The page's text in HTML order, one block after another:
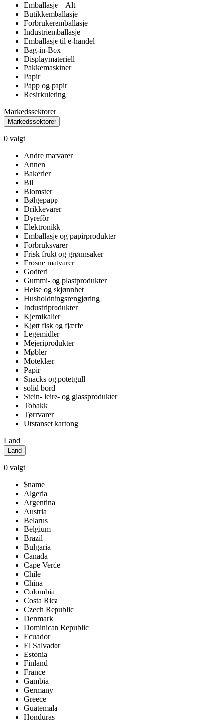
Emballasje – Alt
Butikkemballasje
Forbrukeremballasje
Industriemballasje
Emballasje til e-handel
Bag-in-Box
Displaymateriell
Pakkemaskiner
Papir
Papp og papir
Resirkulering
Markedssektorer
Markedssektorer
0 valgt
Andre matvarer
Annen
Bakerier
Bil
Blomster
Bølgepapp
Drikkevarer
Dyrefôr
Elektronikk
Emballasje og papirprodukter
Forbruksvarer
Frisk frukt og grønnsaker
Frosne matvarer
Godteri
Gummi- og plastprodukter
Helse og skjønnhet
Husholdningsrengjøring
Industriprodukter
Kjemikalier
Kjøtt fisk og fjærfe
Legemidler
Mejeriprodukter
Møbler
Moteklær
Papir
Snacks og potetgull
solid bord
Stein- leire- og glassprodukter
Tobakk
Tørrvarer
Utstanset kartong
Land
Land
0 valgt
$name
Algeria
Argentina
Austria
Belarus
Belgium
Brazil
Bulgaria
Canada
Cape Verde
Chile
China
Colombia
Costa Rica
Czech Republic
Denmark
Dominican Republic
Ecuador
El Salvador
Estonia
Finland
France
Gambia
Germany
Greece
Guatemala
Honduras